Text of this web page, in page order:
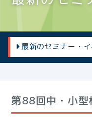
最新のセミナー・
第88回中・小型